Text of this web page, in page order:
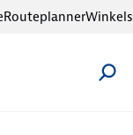
RouteplannerWinkels